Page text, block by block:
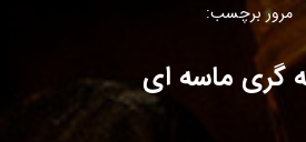
مرور برچسب:
گری ماسه ای